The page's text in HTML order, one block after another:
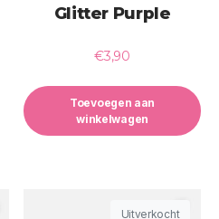
Glitter Purple
€3,90
Toevoegen aan
winkelwagen
Uitverkocht